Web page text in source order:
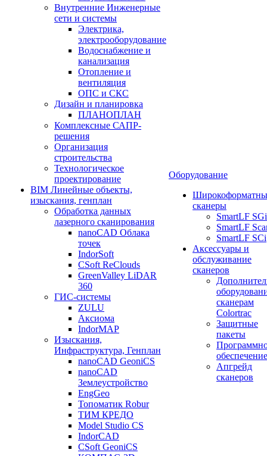
Внутренние Инженерные
сети и системы
Электрика,
электрооборудование
Водоснабжение и
канализация
Отопление и
вентиляция
ОПС и СКС
Дизайн и планировка
ПЛАНОПЛАН
Комплексные САПР-
решения
Организация
строительства
Технологическое
проектирование
BIM Линейные объекты,
изыскания, генплан
Обработка данных
лазерного сканирования
nanoCAD Облака
точек
IndorSoft
CSoft ReClouds
GreenValley LiDAR
360
ГИС-системы
ZULU
Аксиома
IndorMAP
Изыскания,
Инфраструктура, Генплан
nanoCAD GeoniCS
nanoCAD
Землеустройство
EngGeo
Топоматик Robur
ТИМ КРЕДО
Model Studio CS
IndorCAD
CSoft GeoniCS
Оборудование
сканеры
SmartLF SGi
SmartLF
SmartLF SCi
Аксессуары и
обслуживание
сканеров
сканерам
Colortrac
Защитные
пакеты
обеспечение
Апгрейд
сканеров